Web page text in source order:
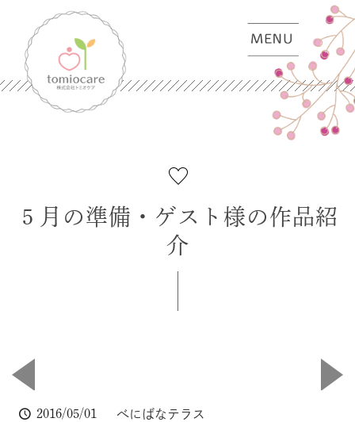
５月の準備・ゲスト様の作品紹
介
2016/05/01 べにばなテラス